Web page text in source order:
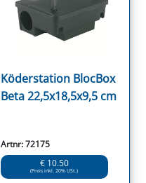
Köderstation BlocBox
Beta 22,5x18,5x9,5 cm
Artnr: 72175
€ 10.50
(Preis inkl. 20% USt.)